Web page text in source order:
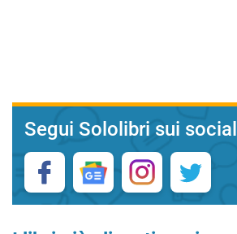
Segui Sololibri sui social